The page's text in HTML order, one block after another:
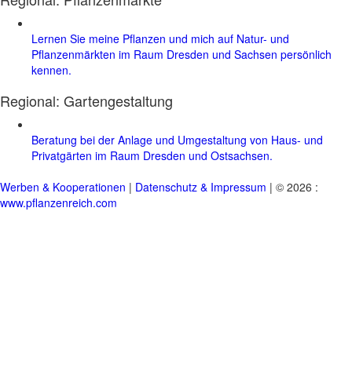
Lernen Sie meine Pflanzen und mich auf Natur- und
Pflanzenmärkten im Raum Dresden und Sachsen persönlich
kennen.
Regional: Gartengestaltung
Beratung bei der Anlage und Umgestaltung von Haus- und
Privatgärten im Raum Dresden und Ostsachsen.
Werben & Kooperationen | Datenschutz & Impressum | © 2026 :
www.pflanzenreich.com